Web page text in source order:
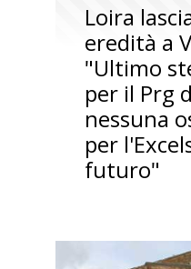
Loira
eredità a
"Ultimo
per il Prg
nessuna
per
futuro"